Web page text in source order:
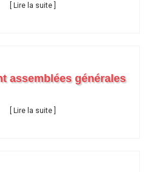
[ Lire la suite ]
assemblées générales
[ Lire la suite ]